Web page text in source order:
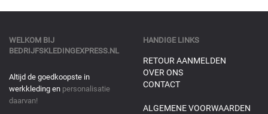
WELKOM BIJ
BEDRIJFSKLEDINGEXPRESS.NL
Altijd de goedkoopste in
werkkleding en personalisatie
daarvan!
HANDIGE LINKS
RETOUR AANMELDEN
OVER ONS
CONTACT
ALGEMENE VOORWAARDEN